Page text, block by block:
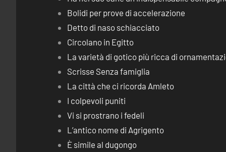
Bolidi per prove di accelerazione
Detto di naso schiacciato
Circolano in Egitto
La varietà di gotico più ricca di
Scrisse Senza famiglia
La città che ci ricorda Amleto
I colpevoli puniti
Vi si prostrano i fedeli
L’antico nome di Agrigento
È simile al dugongo